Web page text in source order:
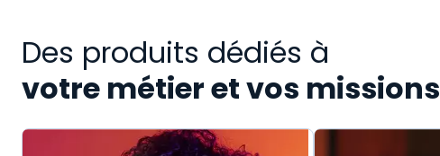
Des produits dédiés à
votre métier et vos missions